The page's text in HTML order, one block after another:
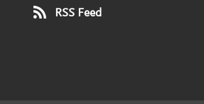
RSS Feed